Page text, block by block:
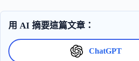
用 AI 摘要這篇文章：
ChatGPT